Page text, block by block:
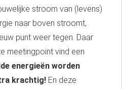
stroom van (levens)
naar boven stroomt,
punt weer tegen. Daar
meetingpoint vind een
energieën worden
krachtig! En deze